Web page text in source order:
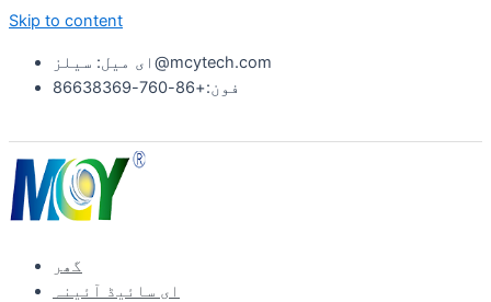
Skip to content
ای میل: سیلز@mcytech.com
فون:+86-760-86638369
گھر
ای سائیڈ آئینہ